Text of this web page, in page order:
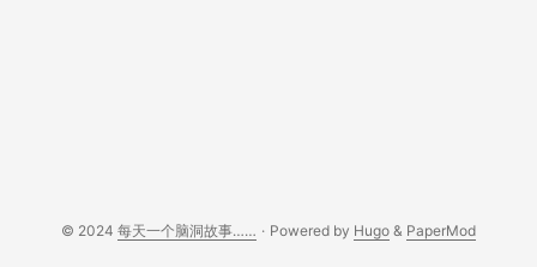
© 2024 每天一个脑洞故事…… · Powered by Hugo & PaperMod